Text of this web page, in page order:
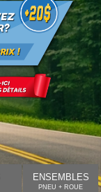
ENSEMBLES
PNEU + ROUE